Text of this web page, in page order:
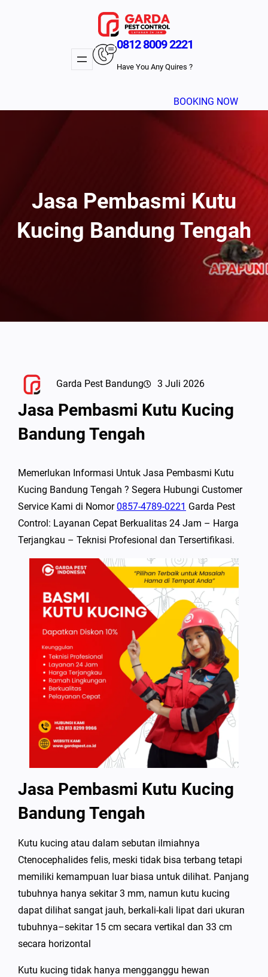
0812 8009 2221
Have You Any Quires ?
BOOKING NOW
Jasa Pembasmi Kutu
Kucing Bandung Tengah
Garda Pest Bandung 3 Juli 2026
Jasa Pembasmi Kutu Kucing
Bandung Tengah
Memerlukan Informasi Untuk Jasa Pembasmi Kutu
Kucing Bandung Tengah ? Segera Hubungi Customer
Service Kami di Nomor0857-4789-0221 Garda Pest
Control: Layanan Cepat Berkualitas 24 Jam – Harga
Terjangkau – Teknisi Profesional dan Tersertifikasi.
Jasa Pembasmi Kutu Kucing
Bandung Tengah
Kutu kucing atau dalam sebutan ilmiahnya
Ctenocephalides felis, meski tidak bisa terbang tetapi
memiliki kemampuan luar biasa untuk dilihat. Panjang
tubuhnya hanya sekitar 3 mm, namun kutu kucing
dapat dilihat sangat jauh, berkali-kali lipat dari ukuran
tubuhnya–sekitar 15 cm secara vertikal dan 33 cm
secara horizontal
Kutu kucing tidak hanya mengganggu hewan